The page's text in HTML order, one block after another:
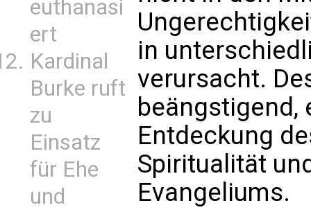
euthanasi
ert
Kardinal
Burke ruft
zu
Einsatz
für Ehe
und
in
verursacht.
beängstigend,
Entdeckung
Spiritualität
Evangeliums.